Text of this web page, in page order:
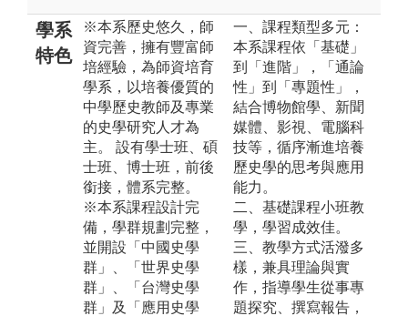
學系
特色
※本系歷史悠久，師
資完善，擁有豐富師
培經驗，為師資培育
學系，以培養優質的
中學歷史教師及專業
的史學研究人才為
主。 設有學士班、碩
士班、博士班，前後
銜接，體系完整。
※本系課程設計完
備，學群規劃完整，
並開設「中國史學
群」、「世界史學
群」、「台灣史學
群」及「應用史學
一、課程類型多元：
本系課程依「基礎」
到「進階」，「通論
性」到「專題性」，
結合博物館學、新聞
媒體、影視、電腦科
技等，循序漸進培養
歷史學的思考與應用
能力。
二、基礎課程小班教
學，學習成效佳。
三、教學方式活潑多
樣，兼具理論與實
作，指導學生從事專
題探究、撰寫報告，